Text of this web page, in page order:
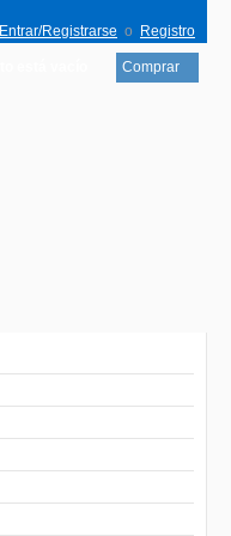
Entrar/Registrarse o Registro
Comprar